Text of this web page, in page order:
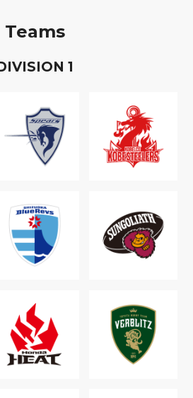
Teams
IVISION 1